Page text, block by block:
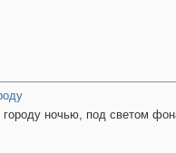
городу ночью, под светом